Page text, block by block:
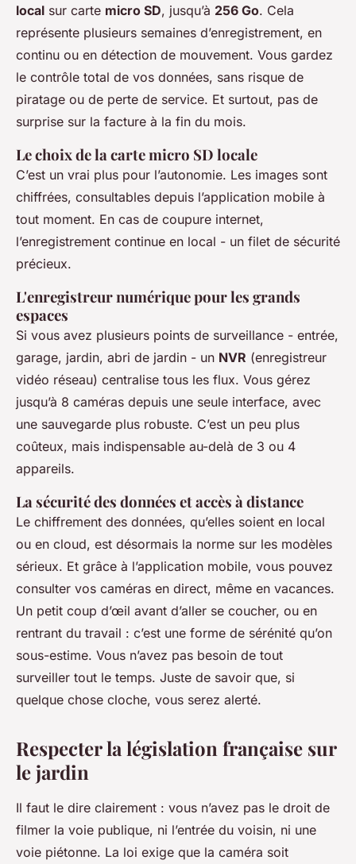
local sur carte micro SD, jusqu’à 256 Go. Cela
représente plusieurs semaines d’enregistrement, en
continu ou en détection de mouvement. Vous gardez
le contrôle total de vos données, sans risque de
piratage ou de perte de service. Et surtout, pas de
surprise sur la facture à la fin du mois.
Le choix de la carte micro SD locale
C’est un vrai plus pour l’autonomie. Les images sont
chiffrées, consultables depuis l’application mobile à
tout moment. En cas de coupure internet,
l’enregistrement continue en local - un filet de sécurité
précieux.
L'enregistreur numérique pour les grands
espaces
Si vous avez plusieurs points de surveillance - entrée,
garage, jardin, abri de jardin - un NVR (enregistreur
vidéo réseau) centralise tous les flux. Vous gérez
jusqu’à 8 caméras depuis une seule interface, avec
une sauvegarde plus robuste. C’est un peu plus
coûteux, mais indispensable au-delà de 3 ou 4
appareils.
La sécurité des données et accès à distance
Le chiffrement des données, qu’elles soient en local
ou en cloud, est désormais la norme sur les modèles
sérieux. Et grâce à l’application mobile, vous pouvez
consulter vos caméras en direct, même en vacances.
Un petit coup d’œil avant d’aller se coucher, ou en
rentrant du travail : c’est une forme de sérénité qu’on
sous-estime. Vous n’avez pas besoin de tout
surveiller tout le temps. Juste de savoir que, si
quelque chose cloche, vous serez alerté.
Respecter la législation française sur
le jardin
Il faut le dire clairement : vous n’avez pas le droit de
filmer la voie publique, ni l’entrée du voisin, ni une
voie piétonne. La loi exige que la caméra soit